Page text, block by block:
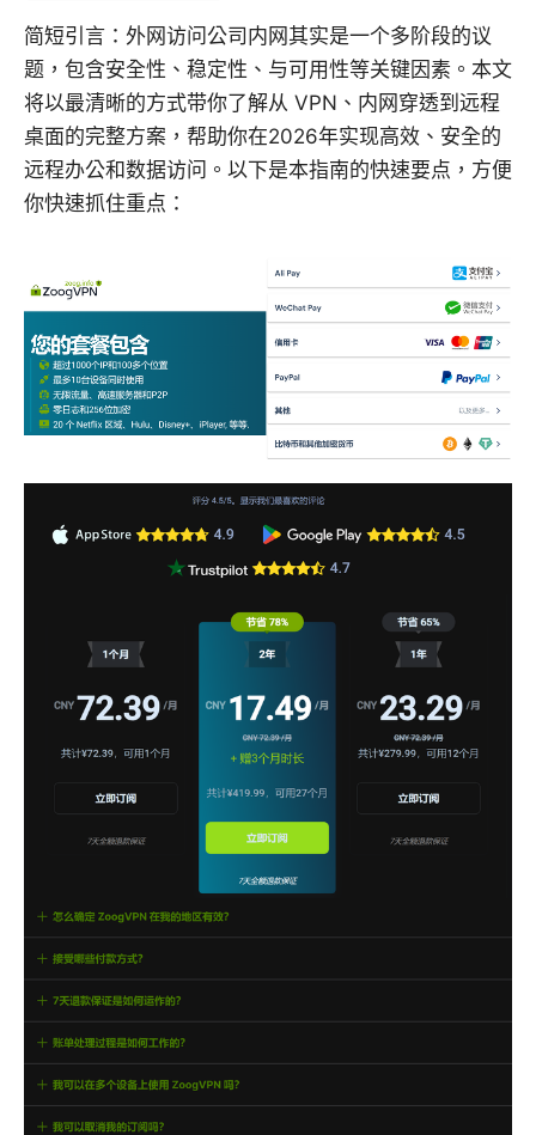
简短引言：外网访问公司内网其实是一个多阶段的议
题，包含安全性、稳定性、与可用性等关键因素。本文
将以最清晰的方式带你了解从 VPN、内网穿透到远程
桌面的完整方案，帮助你在2026年实现高效、安全的
远程办公和数据访问。以下是本指南的快速要点，方便
你快速抓住重点：